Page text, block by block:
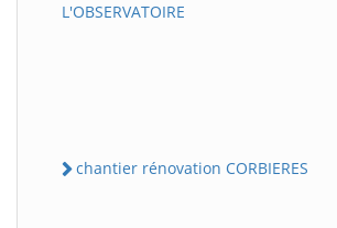
L'OBSERVATOIRE
chantier rénovation CORBIERES